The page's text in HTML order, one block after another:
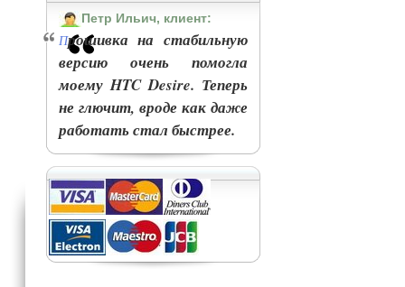
Петр Ильич, клиент:
Прошивка на стабильную
версию очень помогла
моему HTC Desire. Теперь
не глючит, вроде как даже
работать стал быстрее.